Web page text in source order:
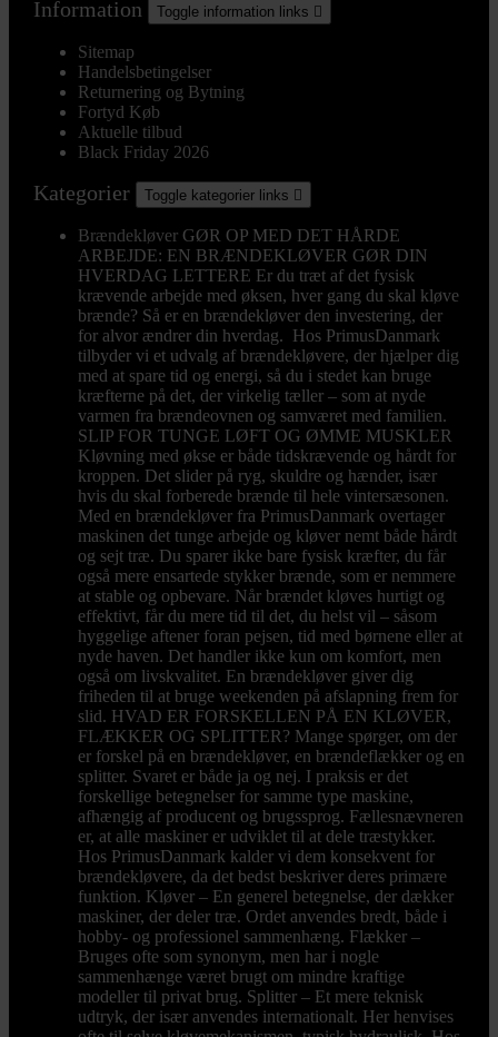
Information Toggle information links 
Sitemap
Handelsbetingelser
Returnering og Bytning
Fortyd Køb
Aktuelle tilbud
Black Friday 2026
Kategorier Toggle kategorier links 
Brændekløver GØR OP MED DET HÅRDE
ARBEJDE: EN BRÆNDEKLØVER GØR DIN
HVERDAG LETTERE Er du træt af det fysisk
krævende arbejde med øksen, hver gang du skal kløve
brænde? Så er en brændekløver den investering, der
for alvor ændrer din hverdag. Hos PrimusDanmark
tilbyder vi et udvalg af brændekløvere, der hjælper dig
med at spare tid og energi, så du i stedet kan bruge
kræfterne på det, der virkelig tæller – som at nyde
varmen fra brændeovnen og samværet med familien.
SLIP FOR TUNGE LØFT OG ØMME MUSKLER
Kløvning med økse er både tidskrævende og hårdt for
kroppen. Det slider på ryg, skuldre og hænder, især
hvis du skal forberede brænde til hele vintersæsonen.
Med en brændekløver fra PrimusDanmark overtager
maskinen det tunge arbejde og kløver nemt både hårdt
og sejt træ. Du sparer ikke bare fysisk kræfter, du får
også mere ensartede stykker brænde, som er nemmere
at stable og opbevare. Når brændet kløves hurtigt og
effektivt, får du mere tid til det, du helst vil – såsom
hyggelige aftener foran pejsen, tid med børnene eller at
nyde haven. Det handler ikke kun om komfort, men
også om livskvalitet. En brændekløver giver dig
friheden til at bruge weekenden på afslapning frem for
slid. HVAD ER FORSKELLEN PÅ EN KLØVER,
FLÆKKER OG SPLITTER? Mange spørger, om der
er forskel på en brændekløver, en brændeflækker og en
splitter. Svaret er både ja og nej. I praksis er det
forskellige betegnelser for samme type maskine,
afhængig af producent og brugssprog. Fællesnævneren
er, at alle maskiner er udviklet til at dele træstykker.
Hos PrimusDanmark kalder vi dem konsekvent for
brændekløvere, da det bedst beskriver deres primære
funktion. Kløver – En generel betegnelse, der dækker
maskiner, der deler træ. Ordet anvendes bredt, både i
hobby- og professionel sammenhæng. Flækker –
Bruges ofte som synonym, men har i nogle
sammenhænge været brugt om mindre kraftige
modeller til privat brug. Splitter – Et mere teknisk
udtryk, der især anvendes internationalt. Her henvises